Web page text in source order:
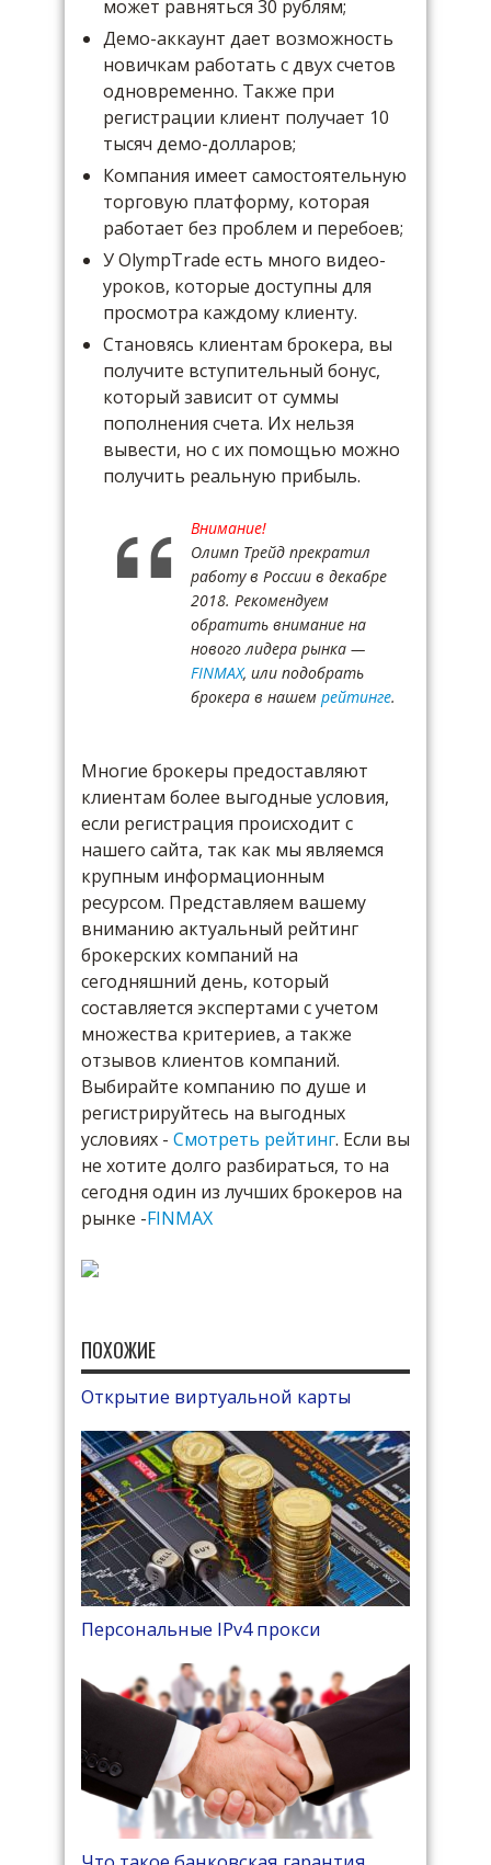
может равняться 30 рублям;
Демо-аккаунт дает возможность
новичкам работать с двух счетов
одновременно. Также при
регистрации клиент получает 10
тысяч демо-долларов;
Компания имеет самостоятельную
торговую платформу, которая
работает без проблем и перебоев;
У OlympTrade есть много видео-
уроков, которые доступны для
просмотра каждому клиенту.
Становясь клиентам брокера, вы
получите вступительный бонус,
который зависит от суммы
пополнения счета. Их нельзя
вывести, но с их помощью можно
получить реальную прибыль.
Внимание!
Олимп Трейд прекратил
работу в России в декабре
2018. Рекомендуем
обратить внимание на
нового лидера рынка —
FINMAX, или подобрать
брокера в нашем рейтинге.
Многие брокеры предоставляют
клиентам более выгодные условия,
если регистрация происходит с
нашего сайта, так как мы являемся
крупным информационным
ресурсом. Представляем вашему
вниманию актуальный рейтинг
брокерских компаний на
сегодняшний день, который
составляется экспертами с учетом
множества критериев, а также
отзывов клиентов компаний.
Выбирайте компанию по душе и
регистрируйтесь на выгодных
условиях - Смотреть рейтинг. Если вы
не хотите долго разбираться, то на
сегодня один из лучших брокеров на
рынке -FINMAX
ПОХОЖИЕ
Открытие виртуальной карты
Персональные IPv4 прокси